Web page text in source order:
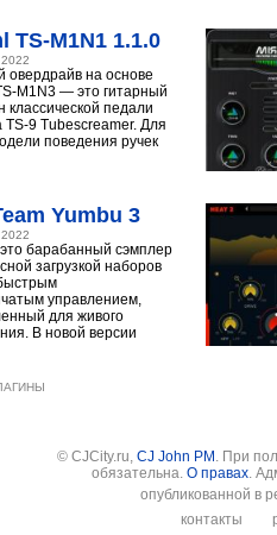
TS-M1N1 1.1.0
овердрайв на основе
M1N3 — это гитарный
классической педали
TS-9 Tubescreamer. Для
поведения ручек
Yumbu 3
барабанный сэмплер
загрузкой наборов
управлением,
для живого
В новой версии
© CJCity.ru, CJ John PM . При
обязательна. О правах.
опубликованной в
контакты